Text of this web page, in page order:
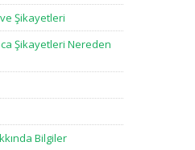
Şikayetleri
Şikayetleri Nereden
Bilgiler